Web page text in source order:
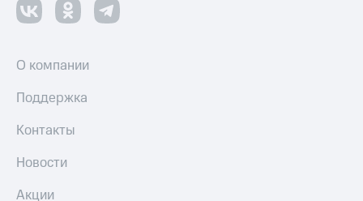
О компании
Поддержка
Контакты
Новости
Акции